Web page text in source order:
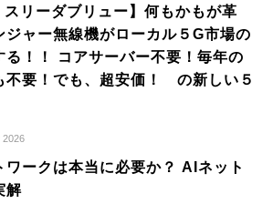
スリーダブリュー】何もかもが革
ジャー無線機がローカル５G市場の
る！！ コアサーバー不要！毎年の
不要！でも、超安価！ の新しい５
2026
ワークは本当に必要か？ AIネット
解